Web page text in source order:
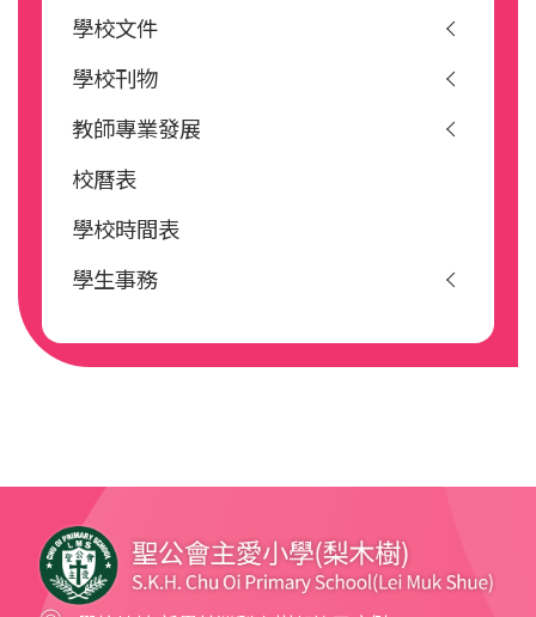
學校文件
學校刊物
教師專業發展
校曆表
學校時間表
學生事務